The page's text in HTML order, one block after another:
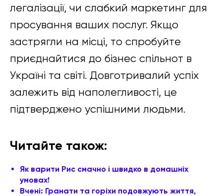
легалізації, чи слабкий маркетинг для
просування ваших послуг. Якщо
застрягли на місці, то спробуйте
приєднайтися до бізнес спільнот в
Україні та світі. Довготривалий успіх
залежить від наполегливості, це
підтверджено успішними людьми.
Читайте також:
Як варити Рис смачно і швидко в домашніх
умовах!
Вчені: Гранати та горіхи подовжують життя,